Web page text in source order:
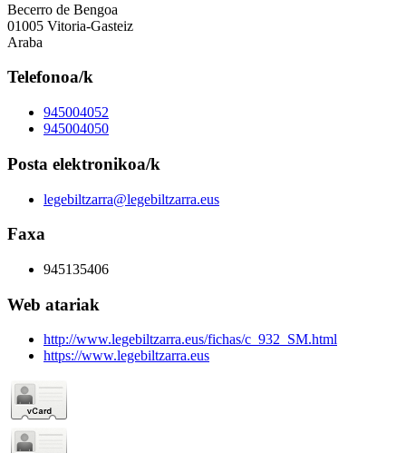
Becerro de Bengoa
01005 Vitoria-Gasteiz
Araba
Telefonoa/k
945004052
945004050
Posta elektronikoa/k
legebiltzarra@legebiltzarra.eus
Faxa
945135406
Web atariak
http://www.legebiltzarra.eus/fichas/c_932_SM.html
https://www.legebiltzarra.eus